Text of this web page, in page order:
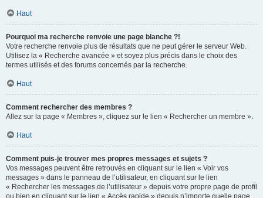
Haut
Pourquoi ma recherche renvoie une page blanche ?!
Votre recherche renvoie plus de résultats que ne peut gérer le serveur Web.
Utilisez la « Recherche avancée » et soyez plus précis dans le choix des
termes utilisés et des forums concernés par la recherche.
Haut
Comment rechercher des membres ?
Allez sur la page « Membres », cliquez sur le lien « Rechercher un membre ».
Haut
Comment puis-je trouver mes propres messages et sujets ?
Vos messages peuvent être retrouvés en cliquant sur le lien « Voir vos
messages » dans le panneau de l’utilisateur, en cliquant sur le lien
« Rechercher les messages de l’utilisateur » depuis votre propre page de profil
ou bien en cliquant sur le lien « Accès rapide » depuis n’importe quelle page